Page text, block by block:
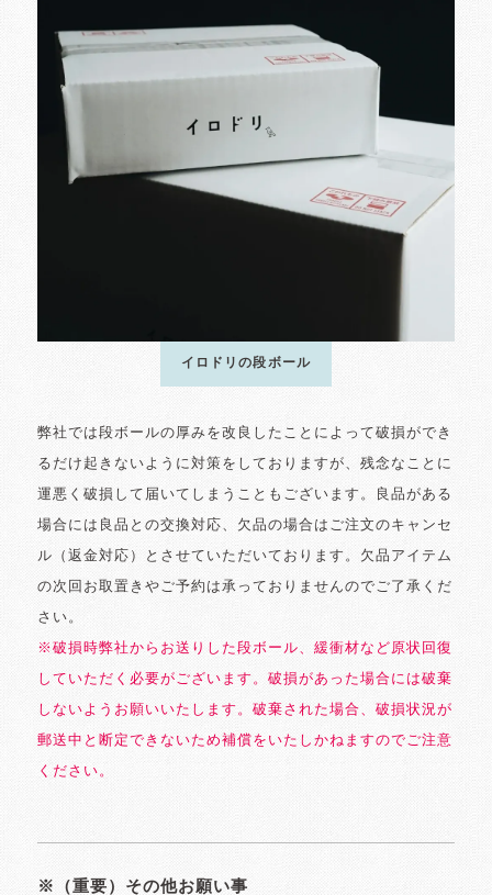
イロドリの段ボール
弊社では段ボールの厚みを改良したことによって破損ができ
るだけ起きないように対策をしておりますが、残念なことに
運悪く破損して届いてしまうこともございます。良品がある
場合には良品との交換対応、欠品の場合はご注文のキャンセ
ル（返金対応）とさせていただいております。欠品アイテム
の次回お取置きやご予約は承っておりませんのでご了承くだ
さい。
※破損時弊社からお送りした段ボール、緩衝材など原状回復
していただく必要がございます。破損があった場合には破棄
しないようお願いいたします。破棄された場合、破損状況が
郵送中と断定できないため補償をいたしかねますのでご注意
ください。
※（重要）その他お願い事